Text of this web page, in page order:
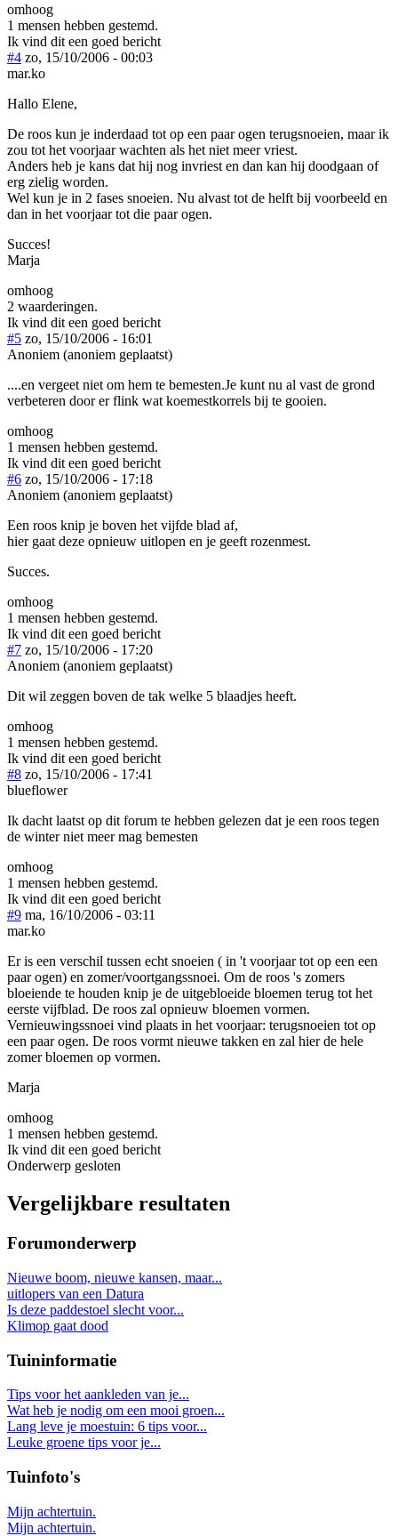
omhoog
1 mensen hebben gestemd.
Ik vind dit een goed bericht
#4 zo, 15/10/2006 - 00:03
mar.ko
Hallo Elene,
De roos kun je inderdaad tot op een paar ogen terugsnoeien, maar ik
zou tot het voorjaar wachten als het niet meer vriest.
Anders heb je kans dat hij nog invriest en dan kan hij doodgaan of
erg zielig worden.
Wel kun je in 2 fases snoeien. Nu alvast tot de helft bij voorbeeld en
dan in het voorjaar tot die paar ogen.
Succes!
Marja
omhoog
2 waarderingen.
Ik vind dit een goed bericht
#5 zo, 15/10/2006 - 16:01
Anoniem (anoniem geplaatst)
....en vergeet niet om hem te bemesten.Je kunt nu al vast de grond
verbeteren door er flink wat koemestkorrels bij te gooien.
omhoog
1 mensen hebben gestemd.
Ik vind dit een goed bericht
#6 zo, 15/10/2006 - 17:18
Anoniem (anoniem geplaatst)
Een roos knip je boven het vijfde blad af,
hier gaat deze opnieuw uitlopen en je geeft rozenmest.
Succes.
omhoog
1 mensen hebben gestemd.
Ik vind dit een goed bericht
#7 zo, 15/10/2006 - 17:20
Anoniem (anoniem geplaatst)
Dit wil zeggen boven de tak welke 5 blaadjes heeft.
omhoog
1 mensen hebben gestemd.
Ik vind dit een goed bericht
#8 zo, 15/10/2006 - 17:41
blueflower
Ik dacht laatst op dit forum te hebben gelezen dat je een roos tegen
de winter niet meer mag bemesten
omhoog
1 mensen hebben gestemd.
Ik vind dit een goed bericht
#9 ma, 16/10/2006 - 03:11
mar.ko
Er is een verschil tussen echt snoeien ( in 't voorjaar tot op een een
paar ogen) en zomer/voortgangssnoei. Om de roos 's zomers
bloeiende te houden knip je de uitgebloeide bloemen terug tot het
eerste vijfblad. De roos zal opnieuw bloemen vormen.
Vernieuwingssnoei vind plaats in het voorjaar: terugsnoeien tot op
een paar ogen. De roos vormt nieuwe takken en zal hier de hele
zomer bloemen op vormen.
Marja
omhoog
1 mensen hebben gestemd.
Ik vind dit een goed bericht
Onderwerp gesloten
Vergelijkbare resultaten
Forumonderwerp
Nieuwe boom, nieuwe kansen, maar...
uitlopers van een Datura
Is deze paddestoel slecht voor...
Klimop gaat dood
Tuininformatie
Tips voor het aankleden van je...
Wat heb je nodig om een mooi groen...
Lang leve je moestuin: 6 tips voor...
Leuke groene tips voor je...
Tuinfoto's
Mijn achtertuin.
Mijn achtertuin.